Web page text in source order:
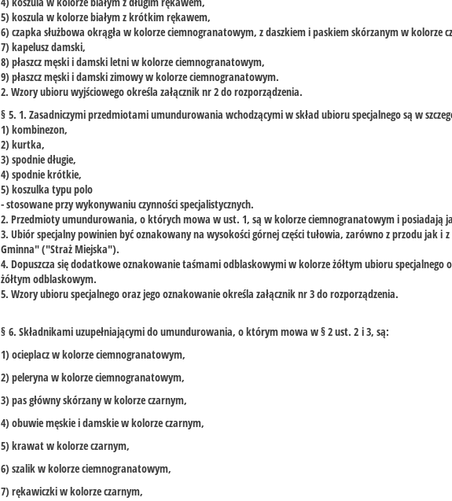
5) koszula w kolorze białym z krótkim rękawem,
6) czapka służbowa okrągła w kolorze ciemnogranatowym, z daszkiem i paskiem skórzanym w kolorze
7) kapelusz damski,
8) płaszcz męski i damski letni w kolorze ciemnogranatowym,
9) płaszcz męski i damski zimowy w kolorze ciemnogranatowym.
2. Wzory ubioru wyjściowego określa załącznik nr 2 do rozporządzenia.
§ 5. 1. Zasadniczymi przedmiotami umundurowania wchodzącymi w skład ubioru specjalnego są w
1) kombinezon,
2) kurtka,
3) spodnie długie,
4) spodnie krótkie,
5) koszulka typu polo
- stosowane przy wykonywaniu czynności specjalistycznych.
2. Przedmioty umundurowania, o których mowa w ust. 1, są w kolorze ciemnogranatowym i posiadają
3. Ubiór specjalny powinien być oznakowany na wysokości górnej części tułowia, zarówno z przodu jak i
Gminna" ("Straż Miejska").
4. Dopuszcza się dodatkowe oznakowanie taśmami odblaskowymi w kolorze żółtym ubioru specjalnego
żółtym odblaskowym.
5. Wzory ubioru specjalnego oraz jego oznakowanie określa załącznik nr 3 do rozporządzenia.
§ 6. Składnikami uzupełniającymi do umundurowania, o którym mowa w § 2 ust. 2 i 3, są:
1) ocieplacz w kolorze ciemnogranatowym,
2) peleryna w kolorze ciemnogranatowym,
3) pas główny skórzany w kolorze czarnym,
4) obuwie męskie i damskie w kolorze czarnym,
5) krawat w kolorze czarnym,
6) szalik w kolorze ciemnogranatowym,
7) rękawiczki w kolorze czarnym,